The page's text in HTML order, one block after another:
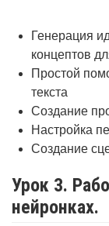
Генерация
концептов
Простой
текста
Создание
Настройка
Создание
Урок 3.
нейронках.